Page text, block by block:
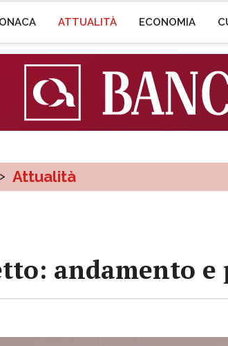
ATTUALITÀ ECONOMIA
> Attualità
andamento